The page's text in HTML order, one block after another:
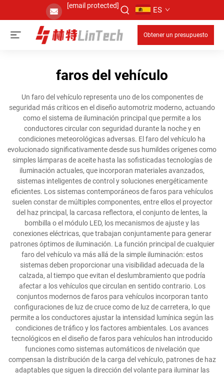
[email protected] ES
Obtener un presupuesto
faros del vehículo
Un faro del vehículo representa uno de los componentes de
seguridad más críticos en el diseño automotriz moderno, actuando
como el sistema de iluminación principal que permite a los
conductores circular con seguridad durante la noche y en
condiciones meteorológicas adversas. El faro del vehículo ha
evolucionado significativamente desde sus humildes orígenes como
simples lámparas de aceite hasta las sofisticadas tecnologías de
iluminación actuales, que incorporan materiales avanzados,
sistemas inteligentes de control y soluciones energéticamente
eficientes. Los sistemas contemporáneos de faros para vehículos
suelen constar de múltiples componentes, entre ellos el proyector
del haz principal, la carcasa reflectora, el conjunto de lentes, la
bombilla o el módulo LED, los mecanismos de ajuste y las
conexiones eléctricas, que trabajan conjuntamente para generar
patrones óptimos de iluminación. La función principal de cualquier
faro del vehículo va más allá de la simple iluminación: estos
sistemas deben proporcionar una visibilidad adecuada de la
calzada, al tiempo que evitan el deslumbramiento que podría
afectar a los vehículos que circulan en sentido contrario. Los
conjuntos modernos de faros para vehículos incorporan tanto
configuraciones de luz de cruce como de luz de carretera, lo que
permite a los conductores ajustar la intensidad lumínica según las
condiciones de tráfico y los factores ambientales. Los avances
tecnológicos en el diseño de faros para vehículos han introducido
funciones como sistemas automáticos de nivelación que
compensan la distribución de la carga del vehículo, patrones de haz
adaptables que siguen la dirección del volante para iluminar las